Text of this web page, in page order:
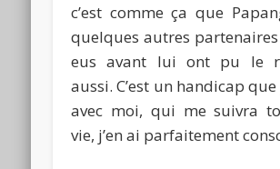
c’est comme ça que
quelques autres partenaires
eus avant lui ont pu le
aussi. C’est un handicap
avec moi, qui me suivra
vie, j’en ai parfaitement